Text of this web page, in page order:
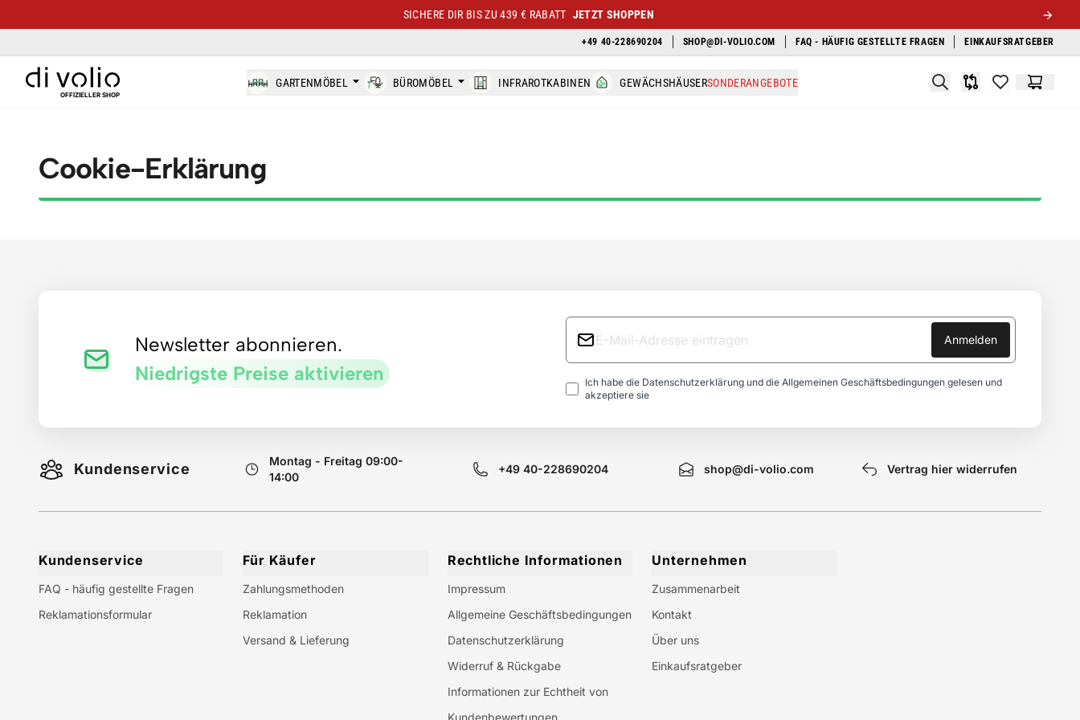
SICHERE DIR BIS ZU 439 € RABATT JETZT SHOPPEN
+49 40-228690204 SHOP@DI-VOLIO.COM FAQ - HÄUFIG GESTELLTE FRAGEN EINKAUFSRATGEBER
di-volio.com
OFFIZIELLER SHOP
GARTENMÖBEL BÜROMÖBEL INFRAROTKABINEN GEWÄCHSHÄUSERSONDERANGEBOTE SearchProdukt-items in
Cookie-Erklärung
Newsletter abonnieren.
Niedrigste Preise aktivieren
Anmelden
Ich habe die Datenschutzerklärung und die Allgemeinen Geschäftsbedingungen gelesen und
akzeptiere sie
Kundenservice
Montag - Freitag 09:00-
14:00
+49 40-228690204 shop@di-volio.com Vertrag hier widerrufen
Kundenservice
FAQ - häufig gestellte Fragen
Reklamationsformular
Für Käufer
Zahlungsmethoden
Reklamation
Versand & Lieferung
Rechtliche Informationen
Impressum
Allgemeine Geschäftsbedingungen
Datenschutzerklärung
Widerruf & Rückgabe
Informationen zur Echtheit von
Kundenbewertungen
Unternehmen
Zusammenarbeit
Kontakt
Über uns
Einkaufsratgeber